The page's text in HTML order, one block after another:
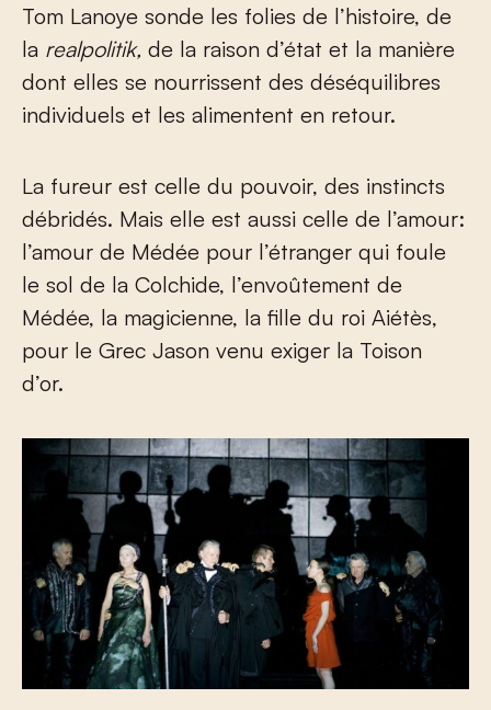
Tom Lanoye sonde les folies de l’histoire, de
la realpolitik, de la raison d’état et la manière
dont elles se nourrissent des déséquilibres
individuels et les alimentent en retour.
La fureur est celle du pouvoir, des instincts
débridés. Mais elle est aussi celle de l’amour:
l’amour de Médée pour l’étranger qui foule
le sol de la Colchide, l’envoûtement de
Médée, la magicienne, la fille du roi Aiétès,
pour le Grec Jason venu exiger la Toison
d’or.